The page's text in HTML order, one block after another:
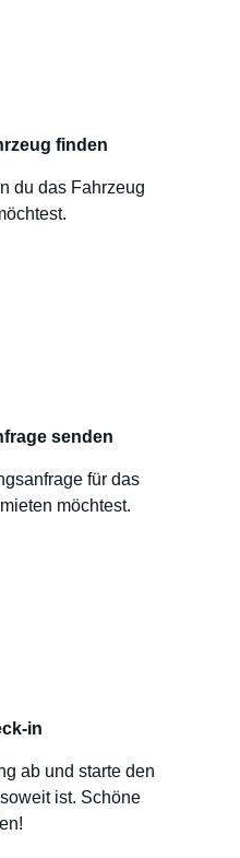
finden
du das Fahrzeug
senden
für das
möchtest.
in
ab und starte den
ist. Schöne